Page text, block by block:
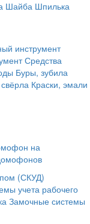
Шайба Шпилька
инструмент
Средства
Буры, зубила
Краски, эмали
на
(СКУД)
учета рабочего
Замочные системы